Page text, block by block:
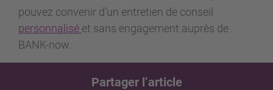
pouvez convenir d’un entretien de conseil
personnalisé et sans engagement auprès de
BANK-now.
Partager l’article